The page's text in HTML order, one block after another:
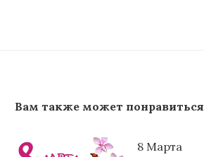
Вам также может понравиться
8 Марта